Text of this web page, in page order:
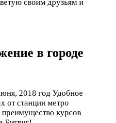
своим друзьям и
в городе
2018 год Удобное
от станции метро
курсов